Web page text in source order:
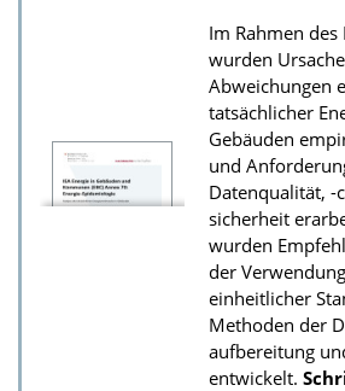
s
z
u
r
P
u
b
l
i
k
a
Im Rahmen des
wurden
Abweichungen
tatsächlicher
Gebäuden
und
Datenqualität, -
sicherheit
wurden
der
einheitlicher
Methoden der
aufbereitung
entwickelt.